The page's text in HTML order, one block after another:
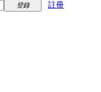
登錄
註冊